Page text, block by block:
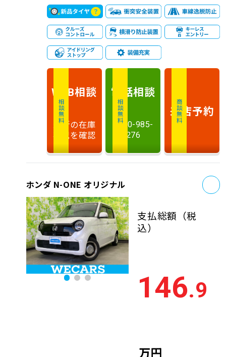
相談無料
WEB相談
最新の在庫
状況を確認
相談無料
電話相談
0120-985-
276
商談無料
来店予約
ホンダ N-ONE オリジナル
支払総額 （税
込）
146.9
万円